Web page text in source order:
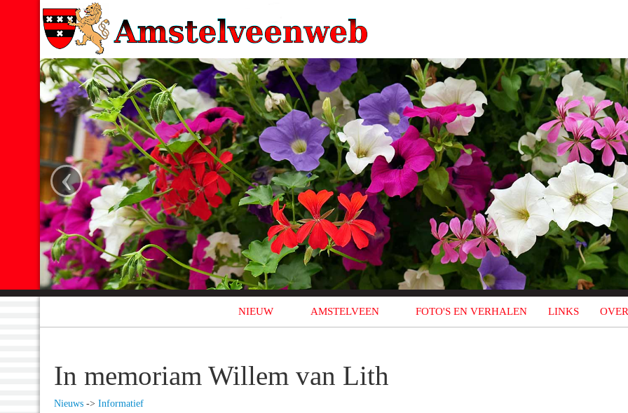
‹
NIEUW AMSTELVEEN FOTO'S EN VERHALEN LINKS
In memoriam Willem van Lith
Nieuws -> Informatief